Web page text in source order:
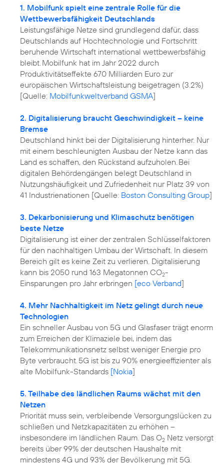
1. Mobilfunk spielt eine zentrale Rolle für die
Wettbewerbsfähigkeit Deutschlands
Leistungsfähige Netze sind grundlegend dafür, dass
Deutschlands auf Hochtechnologie und Fortschritt
beruhende Wirtschaft international wettbewerbsfähig
bleibt. Mobilfunk hat im Jahr 2022 durch
Produktivitätseffekte 670 Milliarden Euro zur
europäischen Wirtschaftsleistung beigetragen (3.2%)
[Quelle: Mobilfunkweltverband GSMA]
2. Digitalisierung braucht Geschwindigkeit – keine
Bremse
Deutschland hinkt bei der Digitalisierung hinterher. Nur
mit einem beschleunigten Ausbau der Netze kann das
Land es schaffen, den Rückstand aufzuholen. Bei
digitalen Behördengängen belegt Deutschland in
Nutzungshäufigkeit und Zufriedenheit nur Platz 39 von
41 Industrienationen [Quelle: Boston Consulting Group]
3. Dekarbonisierung und Klimaschutz benötigen
beste Netze
Digitalisierung ist einer der zentralen Schlüsselfaktoren
für den nachhaltigen Umbau der Wirtschaft. In diesem
Bereich gilt es keine Zeit zu verlieren. Digitalisierung
kann bis 2050 rund 163 Megatonnen CO2-
Einsparungen pro Jahr erbringen [eco Verband]
4. Mehr Nachhaltigkeit im Netz gelingt durch neue
Technologien
Ein schneller Ausbau von 5G und Glasfaser trägt enorm
zum Erreichen der Klimaziele bei, indem das
Telekommunikationsnetz selbst weniger Energie pro
Byte verbraucht. 5G ist bis zu 90% energieeffizienter als
alte Mobilfunk-Standards [Nokia]
5. Teilhabe des ländlichen Raums wächst mit den
Netzen
Priorität muss sein, verbleibende Versorgungslücken zu
schließen und Netzkapazitäten zu erhöhen –
insbesondere im ländlichen Raum. Das O2 Netz versorgt
bereits über 99% der deutschen Haushalte mit
mindestens 4G und 93% der Bevölkerung mit 5G.